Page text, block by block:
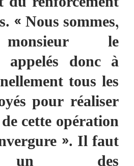
«Nous sommes,
le
appelés donc à
tous les
pour réaliser
cette opération
». Il faut